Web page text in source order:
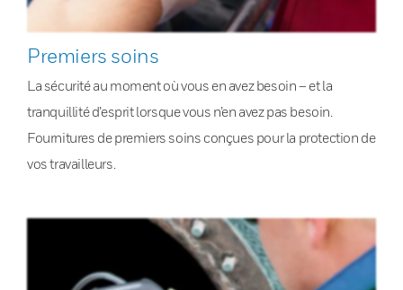
Premiers soins
La sécurité au moment où vous en avez besoin – et la
tranquillité d’esprit lorsque vous n’en avez pas besoin.
Fournitures de premiers soins conçues pour la protection de
vos travailleurs.